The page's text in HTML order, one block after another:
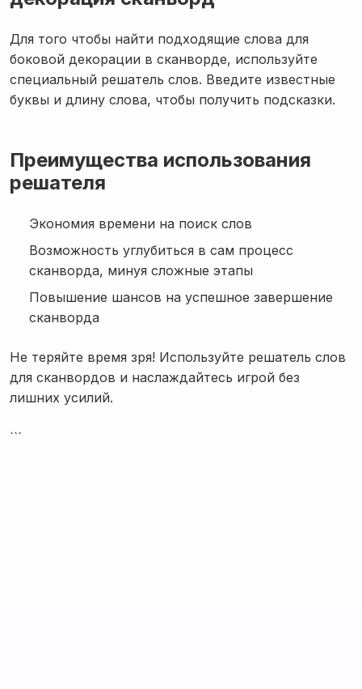
Для того чтобы найти подходящие слова для
боковой декорации в сканворде, используйте
специальный решатель слов. Введите известные
буквы и длину слова, чтобы получить подсказки.
Преимущества использования
решателя
Экономия времени на поиск слов
Возможность углубиться в сам процесс
сканворда, минуя сложные этапы
Повышение шансов на успешное завершение
сканворда
Не теряйте время зря! Используйте решатель слов
для сканвордов и наслаждайтесь игрой без
лишних усилий.
```